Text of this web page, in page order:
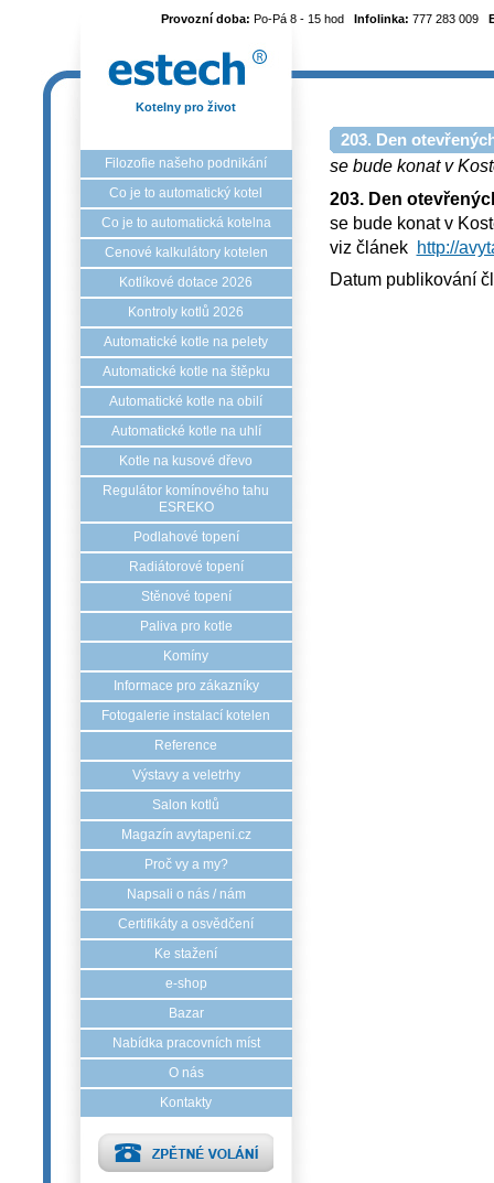
Provozní doba: Po-Pá 8 - 15 hod Infolinka: 777 283 009
Kotelny pro život
Filozofie našeho podnikání
Co je to automatický kotel
Co je to automatická kotelna
Cenové kalkulátory kotelen
Kotlíkové dotace 2026
Kontroly kotlů 2026
Automatické kotle na pelety
Automatické kotle na štěpku
Automatické kotle na obilí
Automatické kotle na uhlí
Kotle na kusové dřevo
Regulátor komínového tahu
ESREKO
Podlahové topení
Radiátorové topení
Stěnové topení
Paliva pro kotle
Komíny
Informace pro zákazníky
Fotogalerie instalací kotelen
Reference
Výstavy a veletrhy
Salon kotlů
Magazín avytapeni.cz
Proč vy a my?
Napsali o nás / nám
Certifikáty a osvědčení
Ke stažení
e-shop
Bazar
Nabídka pracovních míst
O nás
Kontakty
203. Den
se bude konat v
203. Den
se bude konat v
viz článek http://
Datum publikování